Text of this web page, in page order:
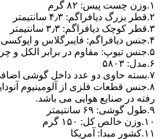
۱.وزن چست پیس: ۸۲ گرم
۲.قطر بزرگ دیافراگم: ۴٫۳ سانتیمتر
۳.قطر کوچک دیافراگم: ۳٫۳ سانتیمتر
۴.جنس دیافراگم: فایبرگلاس و اپوکسی
۵.جنس تیوپ: مقاوم در برابر الکل و چربی های پوستی
۶.مدل: ۵۸۰۳
۷.بسته حاوی دو عدد داخل گوشی اضافی می باشد.
۸.جنس قطعات فلزی از آلومینیوم
رفته در صنایع هوایی می باشد.
۹.طول گوشی: ۶۹ سانتیمتر
۱۰.وزن خالص کل: ۱۵۰ گرم
۱۱.کشور مبدا: آمریکا